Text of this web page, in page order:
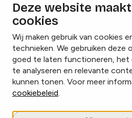
Deze website
cookies
Wij maken gebruik van cookies
technieken. We gebruiken deze
goed te laten functioneren, het
te analyseren en relevante
kunnen tonen. Voor meer
cookiebeleid.
Ik ontvang graag
InstagramFacebookLinkedIn
Cookies beheren